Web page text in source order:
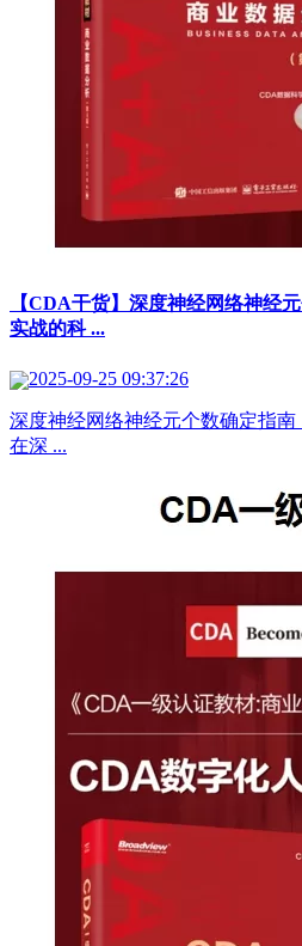
【CDA干货】深度神经网络神经
实战的科 ...
2025-09-25 09:37:26
深度神经网络神经元个数确定指
在深 ...